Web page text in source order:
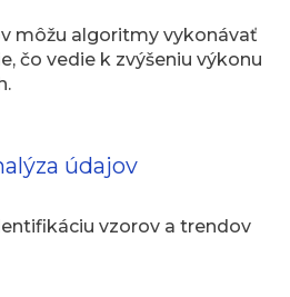
môžu algoritmy vykonávať
čo vedie k zvýšeniu výkonu
údajov
vzorov a trendov